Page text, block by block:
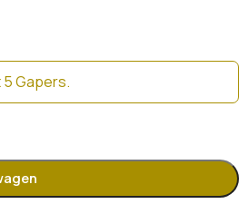
Gapers.